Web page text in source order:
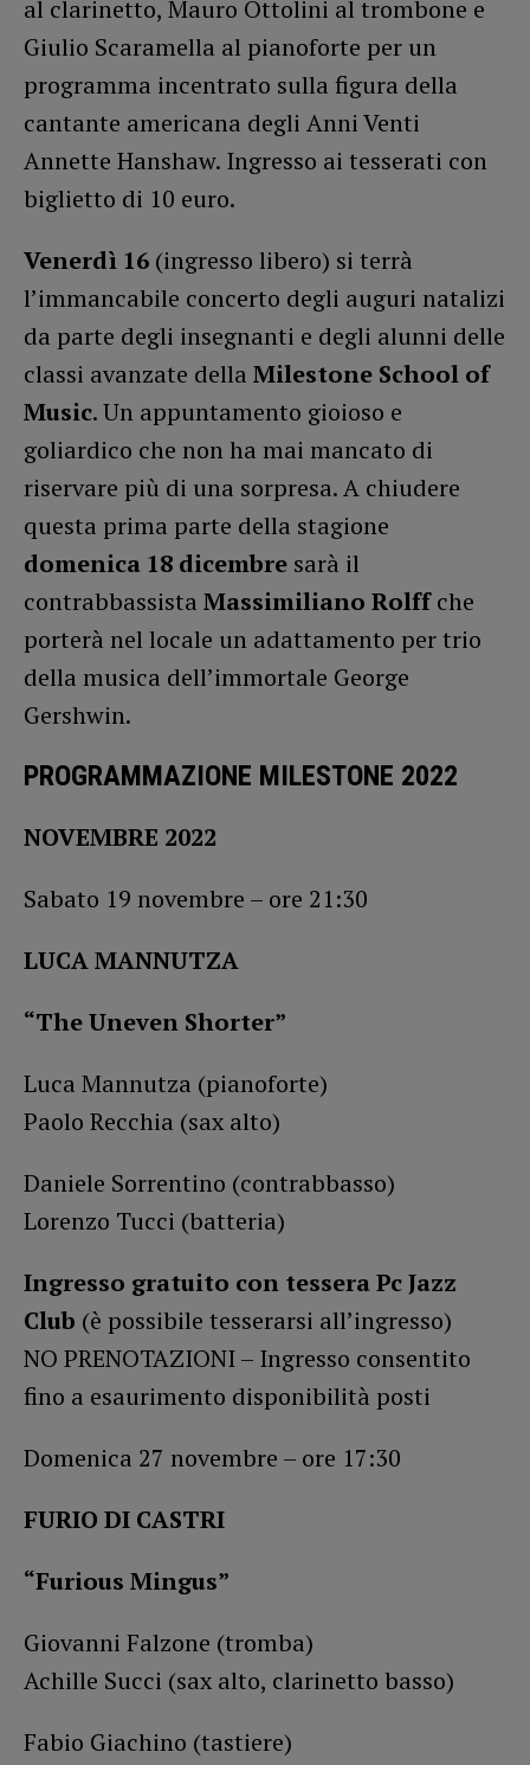
al clarinetto, Mauro Ottolini al trombone e
Giulio Scaramella al pianoforte per un
programma incentrato sulla figura della
cantante americana degli Anni Venti
Annette Hanshaw. Ingresso ai tesserati con
biglietto di 10 euro.
Venerdì 16 (ingresso libero) si terrà
l’immancabile concerto degli auguri natalizi
da parte degli insegnanti e degli alunni delle
classi avanzate della Milestone School of
Music. Un appuntamento gioioso e
goliardico che non ha mai mancato di
riservare più di una sorpresa. A chiudere
questa prima parte della stagione
domenica 18 dicembre sarà il
contrabbassista Massimiliano Rolffche
porterà nel locale un adattamento per trio
della musica dell’immortale George
Gershwin.
PROGRAMMAZIONE MILESTONE 2022
NOVEMBRE 2022
Sabato 19 novembre – ore 21:30
LUCA MANNUTZA
“The Uneven Shorter”
Luca Mannutza (pianoforte)
Paolo Recchia (sax alto)
Daniele Sorrentino (contrabbasso)
Lorenzo Tucci (batteria)
Ingresso gratuito con tessera Pc Jazz
Club (è possibile tesserarsi all’ingresso)
NO PRENOTAZIONI – Ingresso consentito
fino a esaurimento disponibilità posti
Domenica 27 novembre – ore 17:30
FURIO DI CASTRI
“Furious Mingus”
Giovanni Falzone (tromba)
Achille Succi (sax alto, clarinetto basso)
Fabio Giachino (tastiere)